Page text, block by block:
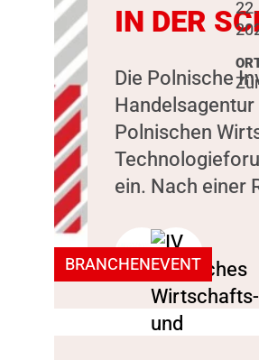
BRANCHENEVENT
IN DER
Die Polnische
Polnischen
ein. Nach einer